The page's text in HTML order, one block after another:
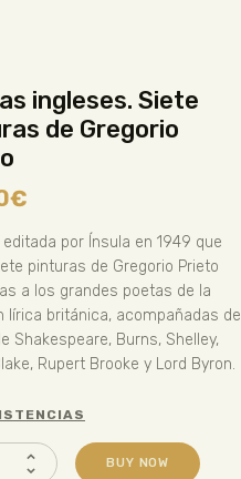
ingleses. Siete
de Gregorio
€
por Ínsula en 1949 que
pinturas de Gregorio Prieto
a los grandes poetas de la
lírica británica, acompañadas de
Shakespeare, Burns, Shelley,
Rupert Brooke y Lord Byron.
BUY NOW